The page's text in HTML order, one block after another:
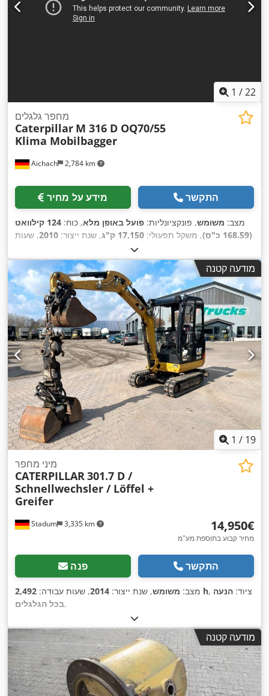
1 /22
Aichach 2,784 km
מחפר גלגלים
Caterpillar M 316 D OQ70/55
Klima Mobilbagger
מידע על מחיר התקשר
מצב: משומש, פונקציונליות: פועל באופן מלא, כוח:
124 קילוואט
(168.59 כ"ס)
, משקל תפעולי: 17,150 ק"ג , שנת ייצור: 2010, שעות
הידראוליקה של גריפר, מיזוג אוויר, פטיש
הידרולי,
מודעה קטנה
1 / 19
Stadum 3,335 km
מיני מחפר
CATERPILLAR301.7 D /
Schnellwechsler / Löffel +
Greifer
‏14,950 ‏€
מחיר קבוע בתוספת מע"מ
פנה התקשר
מצב: משומש, שנת ייצור: 2014, שעות עבודה: 2,492 h , ציוד: הנעה
בכל הגלגלים,
מודעה קטנה